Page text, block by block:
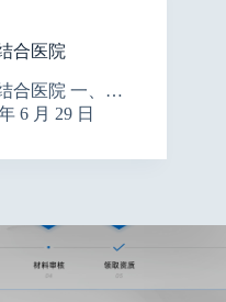
合医院
合医院 一、…
6 月 29 日